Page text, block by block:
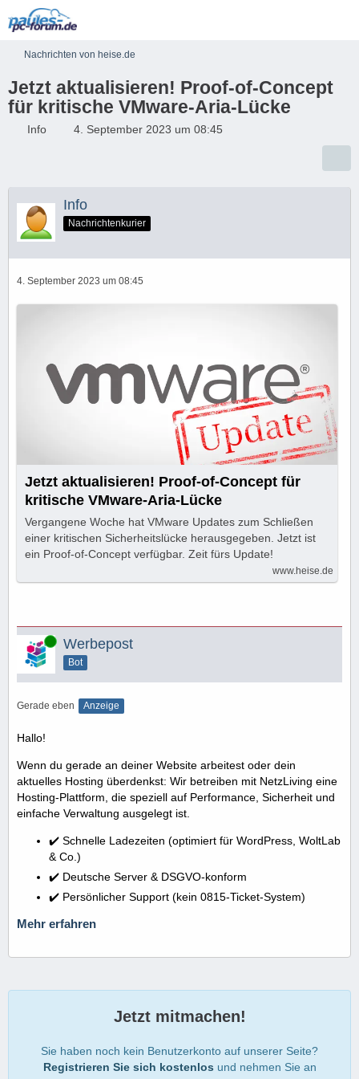
Nachrichten von heise.de
Jetzt aktualisieren! Proof-of-Concept
für kritische VMware-Aria-Lücke
Info 4. September 2023 um 08:45
Info
Nachrichtenkurier
4. September 2023 um 08:45
Jetzt aktualisieren! Proof-of-Concept für
kritische VMware-Aria-Lücke
Vergangene Woche hat VMware Updates zum Schließen
einer kritischen Sicherheitslücke herausgegeben. Jetzt ist
ein Proof-of-Concept verfügbar. Zeit fürs Update!
www.heise.de
Online Werbepost
Bot
Gerade eben Anzeige
Hallo!
Wenn du gerade an deiner Website arbeitest oder dein
aktuelles Hosting überdenkst: Wir betreiben mit NetzLiving eine
Hosting-Plattform, die speziell auf Performance, Sicherheit und
einfache Verwaltung ausgelegt ist.
✔️ Schnelle Ladezeiten (optimiert für WordPress, WoltLab
& Co.)
✔️ Deutsche Server & DSGVO-konform
✔️ Persönlicher Support (kein 0815-Ticket-System)
Mehr erfahren
Jetzt mitmachen!
Sie haben noch kein Benutzerkonto auf unserer Seite?
Registrieren Sie sich kostenlos und nehmen Sie an